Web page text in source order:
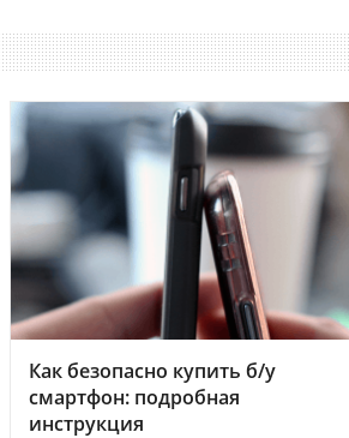
Как безопасно купить б/у
смартфон: подробная
инструкция